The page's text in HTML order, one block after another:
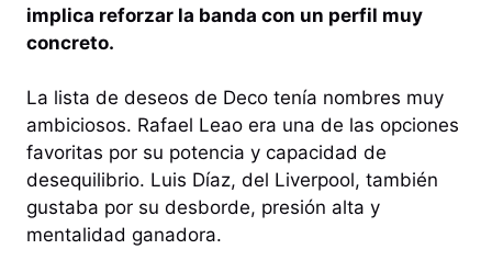
implica reforzar la banda con un perfil muy
concreto.
La lista de deseos de Deco tenía nombres muy
ambiciosos. Rafael Leao era una de las opciones
favoritas por su potencia y capacidad de
desequilibrio. Luis Díaz, del Liverpool, también
gustaba por su desborde, presión alta y
mentalidad ganadora.